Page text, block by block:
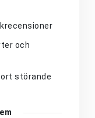
och
störande